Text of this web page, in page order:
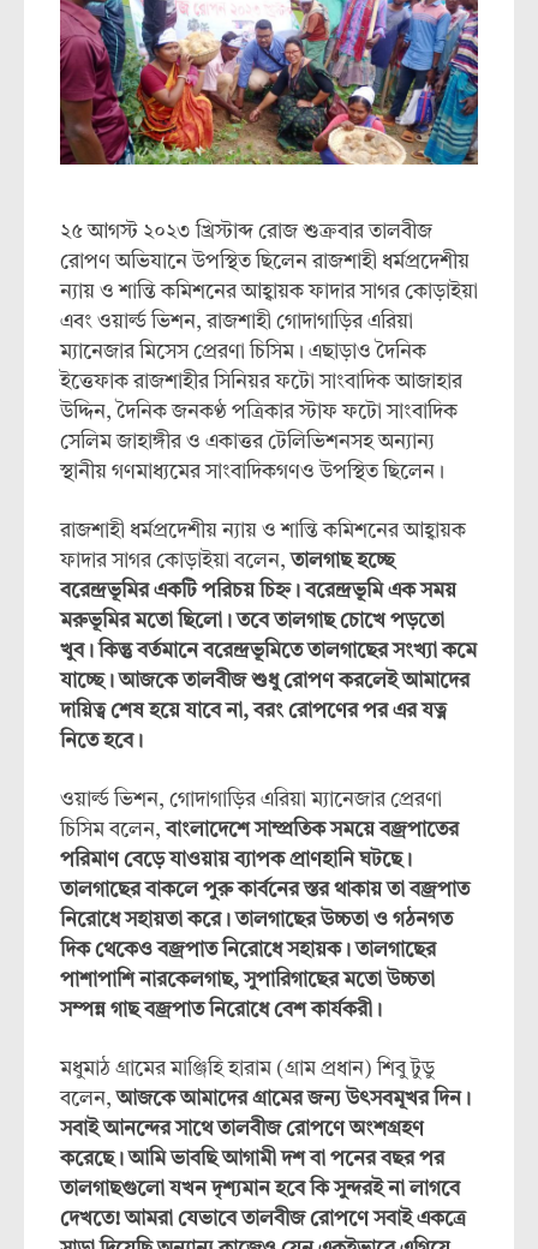
২৫ আগস্ট ২০২৩ খ্রিস্টাব্দ রোজ শুক্রবার তালবীজ
রোপণ অভিযানে উপস্থিত ছিলেন রাজশাহী ধর্মপ্রদেশীয়
ন্যায় ও শান্তি কমিশনের আহ্বায়ক ফাদার সাগর কোড়াইয়া
এবং ওয়ার্ল্ড ভিশন, রাজশাহী গোদাগাড়ির এরিয়া
ম্যানেজার মিসেস প্রেরণা চিসিম। এছাড়াও দৈনিক
ইত্তেফাক রাজশাহীর সিনিয়র ফটো সাংবাদিক আজাহার
উদ্দিন, দৈনিক জনকণ্ঠ পত্রিকার স্টাফ ফটো সাংবাদিক
সেলিম জাহাঙ্গীর ও একাত্তর টেলিভিশনসহ অন্যান্য
স্থানীয় গণমাধ্যমের সাংবাদিকগণও উপস্থিত ছিলেন।
রাজশাহী ধর্মপ্রদেশীয় ন্যায় ও শান্তি কমিশনের আহ্বায়ক
ফাদার সাগর কোড়াইয়া বলেন, তালগাছ হচ্ছে
বরেন্দ্রভূমির একটি পরিচয় চিহ্ন। বরেন্দ্রভূমি এক সময়
মরুভূমির মতো ছিলো। তবে তালগাছ চোখে পড়তো
খুব। কিন্তু বর্তমানে বরেন্দ্রভূমিতে তালগাছের সংখ্যা কমে
যাচ্ছে। আজকে তালবীজ শুধু রোপণ করলেই আমাদের
দায়িত্ব শেষ হয়ে যাবে না, বরং রোপণের পর এর যত্ন
নিতে হবে।
ওয়ার্ল্ড ভিশন, গোদাগাড়ির এরিয়া ম্যানেজার প্রেরণা
চিসিম বলেন, বাংলাদেশে সাম্প্রতিক সময়ে বজ্রপাতের
পরিমাণ বেড়ে যাওয়ায় ব্যাপক প্রাণহানি ঘটছে।
তালগাছের বাকলে পুরু কার্বনের স্তর থাকায় তা বজ্রপাত
নিরোধে সহায়তা করে। তালগাছের উচ্চতা ও গঠনগত
দিক থেকেও বজ্রপাত নিরোধে সহায়ক। তালগাছের
পাশাপাশি নারকেলগাছ, সুপারিগাছের মতো উচ্চতা
সম্পন্ন গাছ বজ্রপাত নিরোধে বেশ কার্যকরী।
মধুমাঠ গ্রামের মাঞ্জিহি হারাম (গ্রাম প্রধান) শিবু টুডু
বলেন, আজকে আমাদের গ্রামের জন্য উৎসবমূখর দিন।
সবাই আনন্দের সাথে তালবীজ রোপণে অংশগ্রহণ
করেছে। আমি ভাবছি আগামী দশ বা পনের বছর পর
তালগাছগুলো যখন দৃশ্যমান হবে কি সুন্দরই না লাগবে
দেখতে! আমরা যেভাবে তালবীজ রোপণে সবাই একত্রে